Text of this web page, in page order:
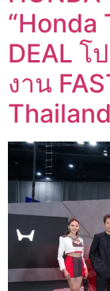
“Honda
DEAL โ
งาน